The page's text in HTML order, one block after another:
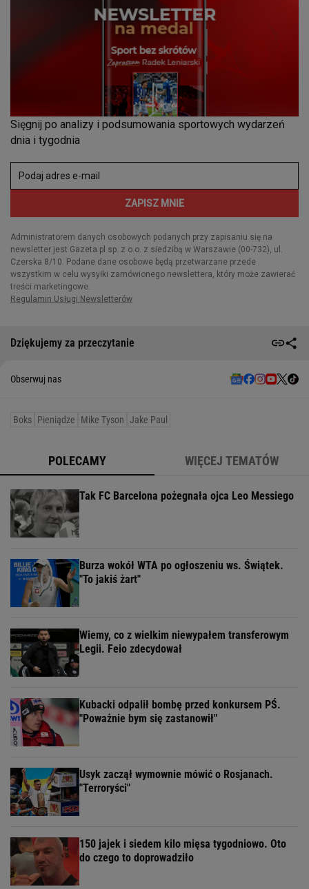
Dziękujemy za przeczytanie
Obserwuj nas
Boks Pieniądze Mike Tyson Jake Paul
POLECAMY WIĘCEJ TEMATÓW
Tak FC Barcelona pożegnała ojca Leo Messiego
Burza wokół WTA po ogłoszeniu ws. Świątek.
"To jakiś żart"
Wiemy, co z wielkim niewypałem transferowym
Legii. Feio zdecydował
Kubacki odpalił bombę przed konkursem PŚ.
"Poważnie bym się zastanowił"
Usyk zaczął wymownie mówić o Rosjanach.
"Terroryści"
150 jajek i siedem kilo mięsa tygodniowo. Oto
do czego to doprowadziło